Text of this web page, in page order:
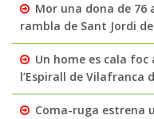
Mor una dona de
rambla de Sant Jordi
Un home es cala foc
l’Espirall de Vilafranca
Coma-ruga estrena